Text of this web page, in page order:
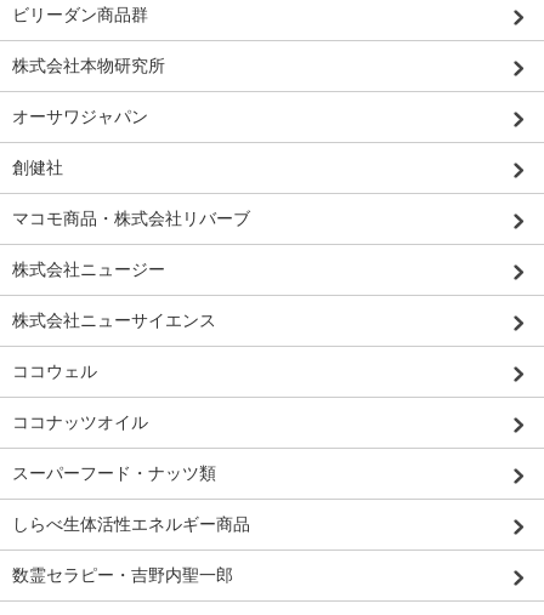
ビリーダン商品群
株式会社本物研究所
オーサワジャパン
創健社
マコモ商品・株式会社リバーブ
株式会社ニュージー
株式会社ニューサイエンス
ココウェル
ココナッツオイル
スーパーフード・ナッツ類
しらべ生体活性エネルギー商品
数霊セラピー・吉野内聖一郎